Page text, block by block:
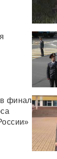
финал